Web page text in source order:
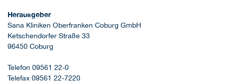
Herausgeber
Sana Kliniken Oberfranken Coburg GmbH
Ketschendorfer Straße 33
96450 Coburg
Telefon 09561 22-0
Telefax 09561 22-7220